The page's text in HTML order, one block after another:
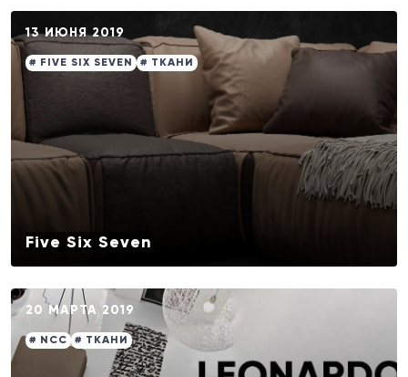
13 ИЮНЯ 2019
# FIVE SIX SEVEN # ТКАНИ
Five Six Seven
20 МАРТА 2019
# NCC # ТКАНИ